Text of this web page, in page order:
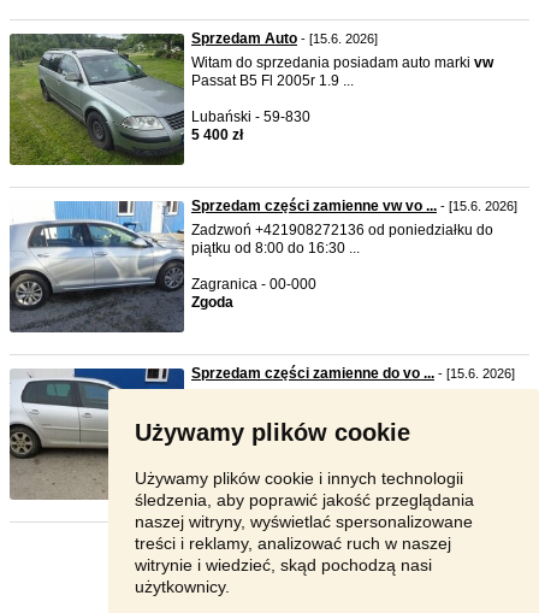
Używamy plików cookie
Używamy plików cookie i innych technologii
śledzenia, aby poprawić jakość przeglądania
naszej witryny, wyświetlać spersonalizowane
treści i reklamy, analizować ruch w naszej
witrynie i wiedzieć, skąd pochodzą nasi
użytkownicy.
Sprzedam Auto - [15.6. 2026]
Witam do sprzedania posiadam auto marki vw
Passat B5 Fl 2005r 1.9 ...
Lubański - 59-830
5 400 zł
Sprzedam części zamienne vw vo ... - [15.6. 2026]
Zadzwoń +421908272136 od poniedziałku do
piątku od 8:00 do 16:30 ...
Zagranica - 00-000
Zgoda
Sprzedam części zamienne do vo ... - [15.6. 2026]
Zgoda
Strona: 1 2 Następna